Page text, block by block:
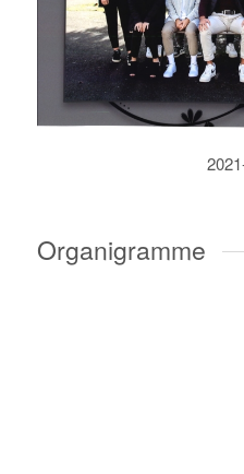
Organigramme